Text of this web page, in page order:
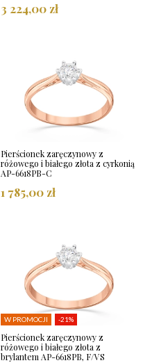
3 224,00 zł
Pierścionek zaręczynowy z
różowego i białego złota z cyrkonią
AP-6618PB-C
1 785,00 zł
W PROMOCJI -21%
Pierścionek zaręczynowy z
różowego i białego złota z
brylantem AP-6618PB, F/VS